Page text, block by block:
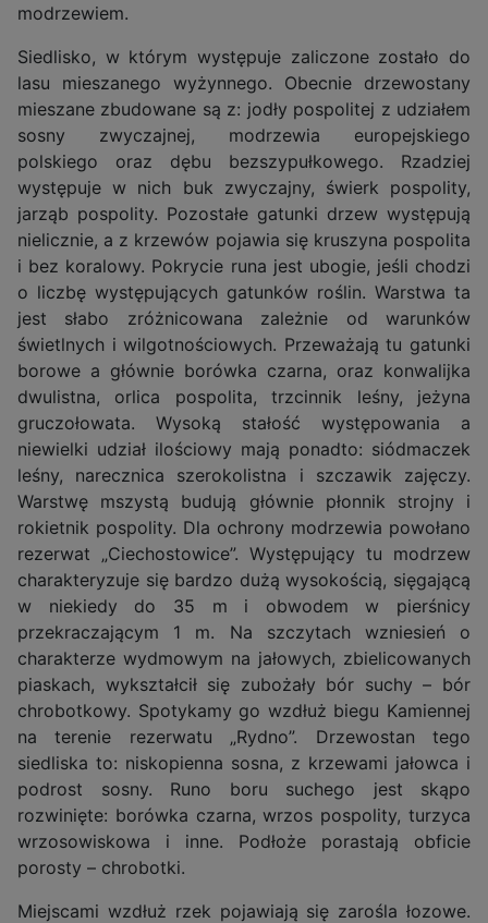
modrzewiem.
Siedlisko, w którym występuje zaliczone zostało do
lasu mieszanego wyżynnego. Obecnie drzewostany
mieszane zbudowane są z: jodły pospolitej z udziałem
sosny zwyczajnej, modrzewia europejskiego
polskiego oraz dębu bezszypułkowego. Rzadziej
występuje w nich buk zwyczajny, świerk pospolity,
jarząb pospolity. Pozostałe gatunki drzew występują
nielicznie, a z krzewów pojawia się kruszyna pospolita
i bez koralowy. Pokrycie runa jest ubogie, jeśli chodzi
o liczbę występujących gatunków roślin. Warstwa ta
jest słabo zróżnicowana zależnie od warunków
świetlnych i wilgotnościowych. Przeważają tu gatunki
borowe a głównie borówka czarna, oraz konwalijka
dwulistna, orlica pospolita, trzcinnik leśny, jeżyna
gruczołowata. Wysoką stałość występowania a
niewielki udział ilościowy mają ponadto: siódmaczek
leśny, narecznica szerokolistna i szczawik zajęczy.
Warstwę mszystą budują głównie płonnik strojny i
rokietnik pospolity. Dla ochrony modrzewia powołano
rezerwat „Ciechostowice”. Występujący tu modrzew
charakteryzuje się bardzo dużą wysokością, sięgającą
w niekiedy do 35 m i obwodem w pierśnicy
przekraczającym 1 m. Na szczytach wzniesień o
charakterze wydmowym na jałowych, zbielicowanych
piaskach, wykształcił się zubożały bór suchy – bór
chrobotkowy. Spotykamy go wzdłuż biegu Kamiennej
na terenie rezerwatu „Rydno”. Drzewostan tego
siedliska to: niskopienna sosna, z krzewami jałowca i
podrost sosny. Runo boru suchego jest skąpo
rozwinięte: borówka czarna, wrzos pospolity, turzyca
wrzosowiskowa i inne. Podłoże porastają obficie
porosty – chrobotki.
Miejscami wzdłuż rzek pojawiają się zarośla łozowe.